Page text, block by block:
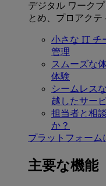
デジタル ワーク
とめ、プロアクテ
小さな IT チ
管理
スムーズな
体験
シームレス
越したサー
担当者と相
か？
プラットフォーム
主要な機能